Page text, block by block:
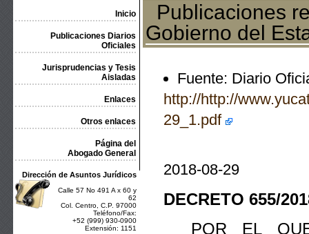
Inicio
Publicaciones Diarios
Oficiales
Jurisprudencias y Tesis
Aisladas
Enlaces
Otros enlaces
Página del
Abogado General
Dirección de Asuntos Jurídicos
Calle 57 No 491 A x 60 y
62
Col. Centro, C.P. 97000
Teléfono/Fax:
+52 (999) 930-0900
Extensión: 1151
Publicaciones
Gobierno del
Fuente: Diario
http://http://
29_1.pdf
2018-08-29
DECRETO 655/
POR EL